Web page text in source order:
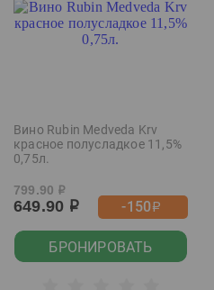
Вино Rubin Medveda Krv
красное полусладкое 11,5%
0,75л.
799.90 р
649.90 р -150р
БРОНИРОВАТЬ